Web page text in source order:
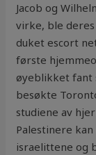
Jacob og
virke, ble
duket escort
første
øyeblikket fant
besøkte
studiene av
Palestinere
israelittene og